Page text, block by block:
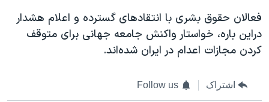
فعالان حقوق بشری با انتقادهای گسترده و اعلام هشدار
دراین باره، خواستار واکنش جامعه جهانی برای متوقف
کردن مجازات اعدام در ایران شده‌اند.
اشتراک Follow us